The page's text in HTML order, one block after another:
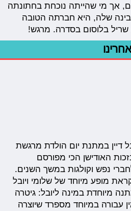
אך מי שהייתה נוכחת בחתונתה
שלה, היא חברתה הטובה
בלוסום בסדרה. מרגש!
דיין במתנת יום הולדת מרגשת
האודישן הכי מפורסם
נפש וקולגות במשך השנים.
מופע מיוחד של שלומי ויובל
מיוחדת במינה ליובל: גיטרה
עבורה במיוחד מספרד שיוצרה